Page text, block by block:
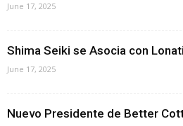
June 17, 2025
Shima Seiki se Asocia con Lonati
June 17, 2025
Nuevo Presidente de Better